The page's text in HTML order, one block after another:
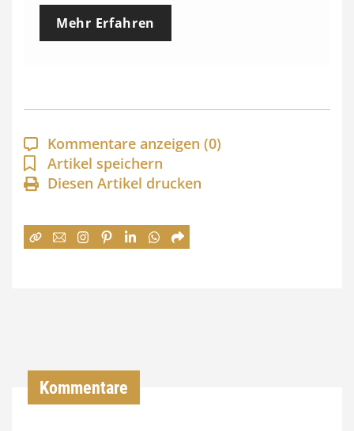
e
p
a
n
n
:
Mehr Erfahren
Kommentare anzeigen (0)
Artikel speichern
Diesen Artikel drucken
Kommentare